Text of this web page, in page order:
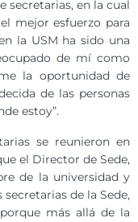
secretarias, en la cual
mejor esfuerzo para
la USM ha sido una
de mí como
la oportunidad de
de las personas
estoy”.
se reunieron en
el Director de Sede,
de la universidad y
de la Sede,
más allá de la